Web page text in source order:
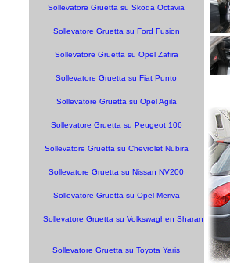
Sollevatore Gruetta su Skoda Octavia
Sollevatore Gruetta su Ford Fusion
Sollevatore Gruetta su Opel Zafira
Sollevatore Gruetta su Fiat Punto
Sollevatore Gruetta su Opel Agila
Sollevatore Gruetta su Peugeot 106
Sollevatore Gruetta su Chevrolet Nubira
Sollevatore Gruetta su Nissan NV200
Sollevatore Gruetta su Opel Meriva
Sollevatore Gruetta su Volkswaghen Sharan
Sollevatore Gruetta su Toyota Yaris